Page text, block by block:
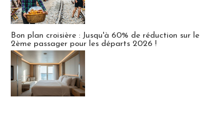
Bon plan croisière : Jusqu'à 60% de réduction sur le
2ème passager pour les départs 2026 !